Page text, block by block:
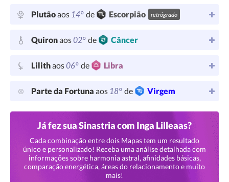
Plutãoaos 14° de Escorpião retrógrado
Quironaos02° de Câncer
Lilithaos06° de Libra
Parte da Fortuna aos 18° de Virgem
Já fez sua Sinastria com Inga Lilleaas?
Cada combinação entre dois Mapas tem um resultado
único e personalizado! Receba uma análise detalhada com
informações sobre harmonia astral, afinidades básicas,
comparação energética, áreas do relacionamento e muito
mais!